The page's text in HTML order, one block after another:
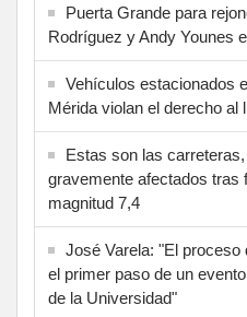
Puerta Grande para
Rodríguez y Andy Younes
Vehículos estacionados
Mérida violan el derecho al
Estas son las
gravemente afectados tras
magnitud 7,4
José Varela: "El proceso
el primer paso de un
de la Universidad"